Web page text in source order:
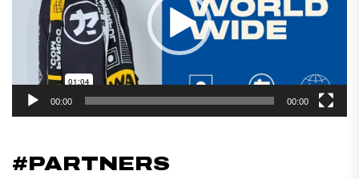
00:00 00:00
#PARTNERS